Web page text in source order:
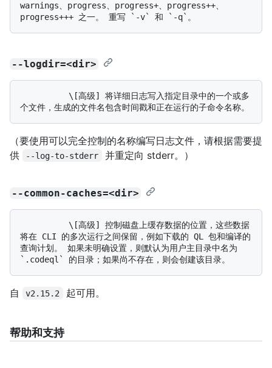
warnings、progress、progress+、progress++、
--logdir=<dir>
（要使用可以完全控制的名称编写日志文件，请根据需要提
供
--log-to-stderr 并重定向 stderr。）
--common-caches=<dir>
将在 CLI 的多次运行之间保留，例如下载的 QL 包和编译的
查询计划。 如果未明确设置，则默认为用户主目录中名为
自 v2.15.2 起可用。
帮助和支持